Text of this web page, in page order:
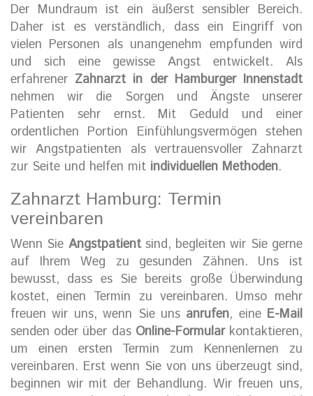
Der Mundraum ist ein äußerst sensibler Bereich.
Daher ist es verständlich, dass ein Eingriff von
vielen Personen als unangenehm empfunden wird
und sich eine gewisse Angst entwickelt. Als
erfahrener Zahnarzt in der Hamburger Innenstadt
nehmen wir die Sorgen und Ängste unserer
Patienten sehr ernst. Mit Geduld und einer
ordentlichen Portion Einfühlungsvermögen stehen
wir Angstpatienten als vertrauensvoller Zahnarzt
zur Seite und helfen mit individuellen Methoden.
Zahnarzt Hamburg: Termin
vereinbaren
Wenn Sie Angstpatientsind, begleiten wir Sie gerne
auf Ihrem Weg zu gesunden Zähnen. Uns ist
bewusst, dass es Sie bereits große Überwindung
kostet, einen Termin zu vereinbaren. Umso mehr
freuen wir uns, wenn Sie uns anrufen, eine E-Mail
senden oder über das Online-Formularkontaktieren,
um einen ersten Termin zum Kennenlernen zu
vereinbaren. Erst wenn Sie von uns überzeugt sind,
beginnen wir mit der Behandlung. Wir freuen uns,